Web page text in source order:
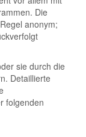
Die
anonym;
sie durch die
Detaillierte
folgenden